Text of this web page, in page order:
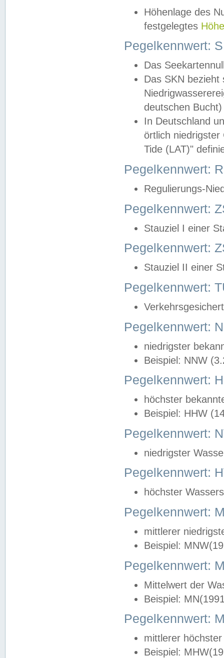
Höhenlage des
festgelegtes
Pegelkennwert:
Das
Das SKN
deutschen
In Deutschland
örtlich
Tide (LAT)"
Pegelkennwert:
Regulierungs-
Pegelkennwert:
Stauziel I einer
Pegelkennwert:
Stauziel II einer
Pegelkennwert:
Pegelkennwert:
niedrigster
Beispiel: NNW
Pegelkennwert:
höchster
Beispiel: HHW
Pegelkennwert:
niedrigster
Pegelkennwert:
höchster
Pegelkennwert:
mittlerer
Beispiel:
Pegelkennwert:
Mittelwert der
Beispiel:
Pegelkennwert:
mittlerer
Beispiel: